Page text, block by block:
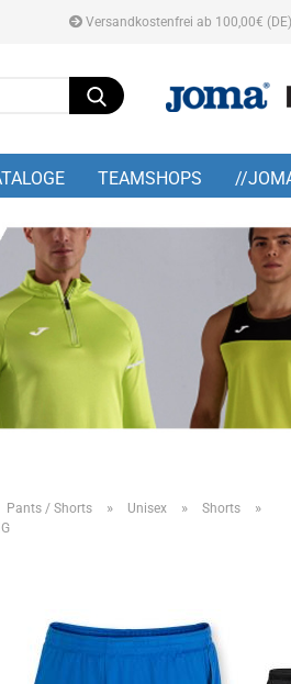
Versandkostenfrei ab 100,00€ (DE)
Suche...
TEAMSHOPS //
Pants / Shorts » Unisex » Shorts »